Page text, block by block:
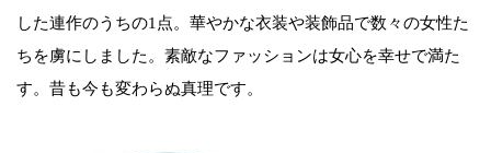
した連作のうちの1点。華やかな衣装や装飾品で数々の女性た
ちを虜にしました。素敵なファッションは女心を幸せで満た
す。昔も今も変わらぬ真理です。